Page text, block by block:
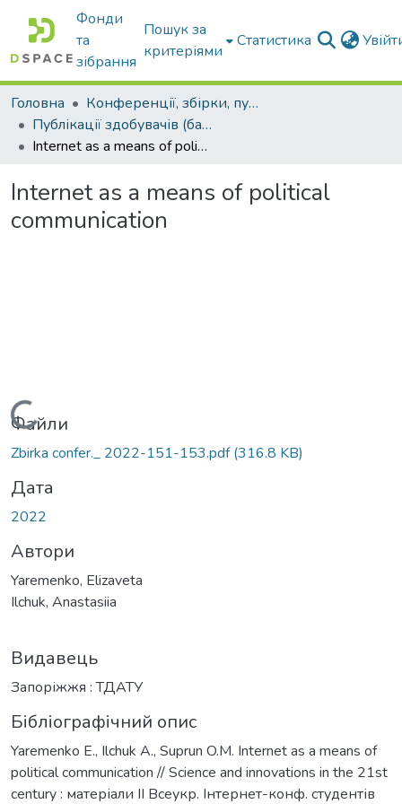
Фонди
та
зібрання
Пошук за
критеріями
Статистика
Головна
Конференції, збірки, публікації молодих вчених і здобувачів : магістрів, бакалаврів, аспірантів.
Публікації здобувачів (бакалаврів. магістрів, аспірантів)
Internet as a means of political communication
Internet as a means of political
communication
Вантажиться...
Файли
Zbirka confer._ 2022-151-153.pdf(316.8 KB)
Дата
2022
Автори
Yaremenko, Elizaveta
Ilchuk, Anastasiia
Видавець
Запоріжжя : ТДАТУ
Бібліографічний опис
Yaremenko E., Ilchuk A., Suprun O.M. Internet as a means of
political communication // Science and innovations in the 21st
century : матеріали ІІ Всеукр. Інтернет-конф. студентів